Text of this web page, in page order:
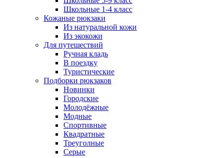
Школьные 1-4 класс
Кожаные рюкзаки
Из натуральной кожи
Из экокожи
Для путешествий
Ручная кладь
В поездку
Туристические
Подборки рюкзаков
Новинки
Городские
Молодёжные
Модные
Спортивные
Квадратные
Треуголные
Серые